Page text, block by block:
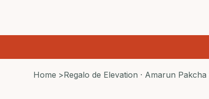
Home >Regalo de Elevation · Amarun